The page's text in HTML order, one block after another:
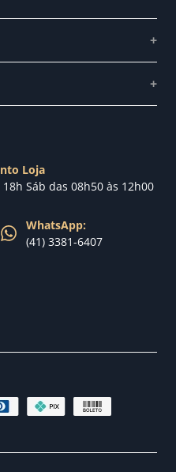
+
+
Loja
Sáb das 08h50 às 12h00
WhatsApp:
(41) 3381-6407